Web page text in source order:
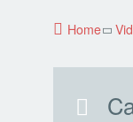
Home